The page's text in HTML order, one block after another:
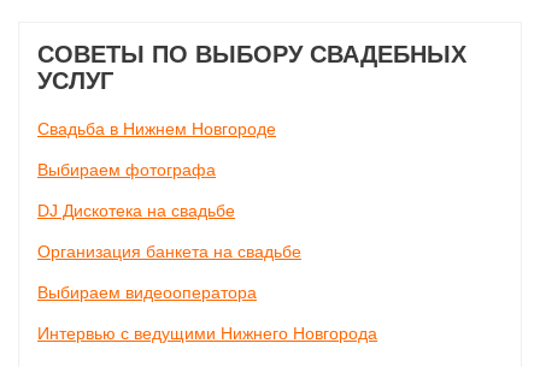
СОВЕТЫ ПО ВЫБОРУ СВАДЕБНЫХ
УСЛУГ
Свадьба в Нижнем Новгороде
Выбираем фотографа
DJ Дискотека на свадьбе
Организация банкета на свадьбе
Выбираем видеооператора
Интервью с ведущими Нижнего Новгорода